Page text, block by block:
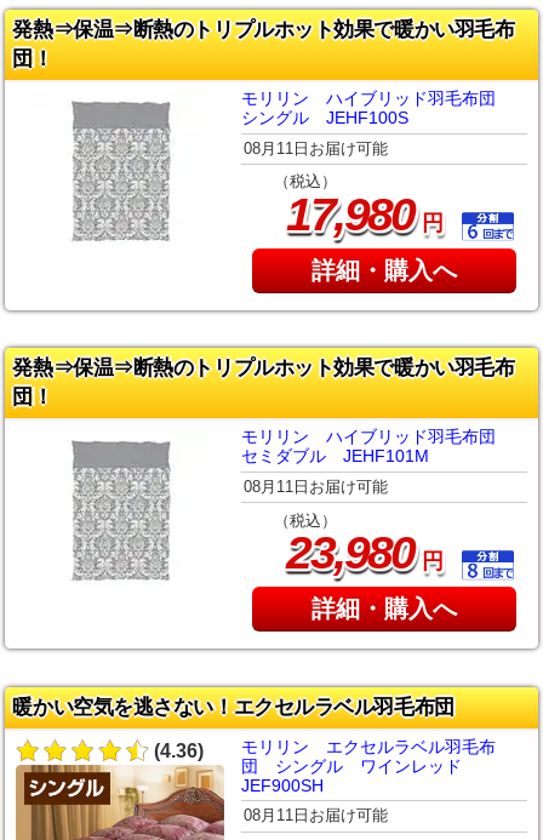
発熱⇒保温⇒断熱のトリプルホット効果で暖かい羽毛布
団！
モリリン ハイブリッド羽毛布団
シングル JEHF100S
08月11日お届け可能
（税込）
17,980円
詳細・購入へ
発熱⇒保温⇒断熱のトリプルホット効果で暖かい羽毛布
団！
モリリン ハイブリッド羽毛布団
セミダブル JEHF101M
08月11日お届け可能
（税込）
23,980円
詳細・購入へ
暖かい空気を逃さない！エクセルラベル羽毛布団
(4.36)
モリリン エクセルラベル羽毛布
団 シングル ワインレッド
JEF900SH
08月11日お届け可能